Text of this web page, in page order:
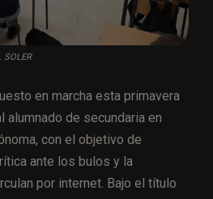
SOLER
en marcha esta primavera
alumnado de secundaria en
con el objetivo de
ante los bulos y la
por internet. Bajo el título